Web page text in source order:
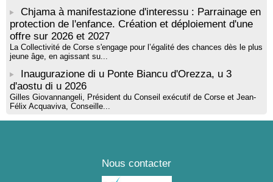
Chjama à manifestazione d'interessu : Parrainage en
protection de l'enfance. Création et déploiement d'une
offre sur 2026 et 2027
La Collectivité de Corse s'engage pour l’égalité des chances dès le plus
jeune âge, en agissant su...
Inaugurazione di u Ponte Biancu d'Orezza, u 3
d'aostu di u 2026
Gilles Giovannangeli, Président du Conseil exécutif de Corse et Jean-
Félix Acquaviva, Conseille...
Nous contacter